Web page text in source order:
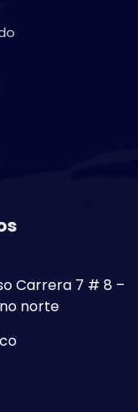
Carrera 7 # 8 –
norte